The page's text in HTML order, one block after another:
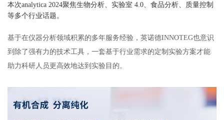
本次analytica 2024聚焦生物分析、实验室 4.0、食品分析、质量控制
等多个行业话题。
基于在仪器分析领域积累的多年服务经验，英诺德INNOTEG也意识
到除了强有力的技术工具，一套基于行业需求的定制实验方案才能
助力科研人员更高效地达到实验目的。